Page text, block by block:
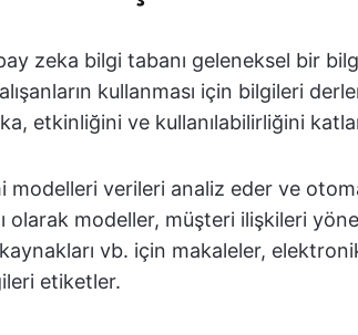
zeka bilgi tabanı geleneksel bir
kullanması için bilgileri
etkinliğini ve kullanılabilirliğini
modelleri verileri analiz eder ve
olarak modeller, müşteri ilişkileri
vb. için makaleler,
etiketler.